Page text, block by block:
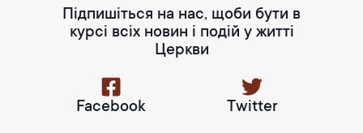
Підпишіться на нас, щоби бути в
курсі всіх новин і подій у житті
Церкви
Facebook Twitter